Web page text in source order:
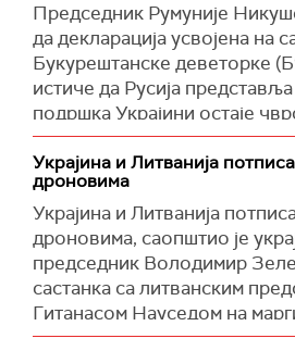
Председник Румуније
да декларација усвојена на
Букурештанске деветорке
истиче да Русија
подршка Украјини остаје
војну помоћ у актуелној
гаранције у будућности,
истовремено значај
за безбедност Европе и
НАТО-а.
Разговори су, како је навео,
ситуацију у Молдавији, за
налази у условима
Украјина и Литванија
дроновима
Украјина и Литванија
дроновима, саопштио је
председник Володимир
састанка са литванским
Гитанасом Науседом на
Букурештанске деветорке